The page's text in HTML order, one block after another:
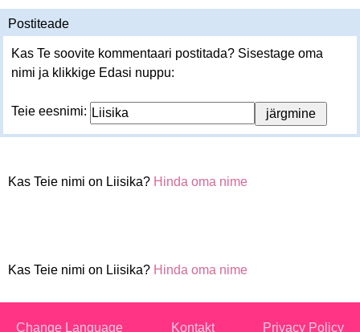
Postiteade
Kas Te soovite kommentaari postitada? Sisestage oma
nimi ja klikkige Edasi nuppu:
Teie eesnimi:
Kas Teie nimi on Liisika? Hinda oma nime
Kas Teie nimi on Liisika? Hinda oma nime
Change Language Kontakt Privacy Policy